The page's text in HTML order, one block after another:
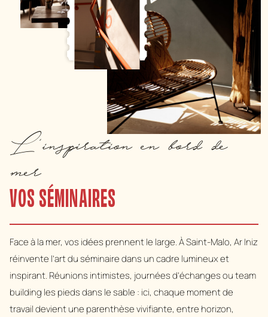
L'inspiration en bord de
mer
VOS SÉMINAIRES
Face à la mer, vos idées prennent le large. À Saint-Malo, Ar Iniz
réinvente l’art du séminaire dans un cadre lumineux et
inspirant. Réunions intimistes, journées d’échanges ou team
building les pieds dans le sable : ici, chaque moment de
travail devient une parenthèse vivifiante, entre horizon,